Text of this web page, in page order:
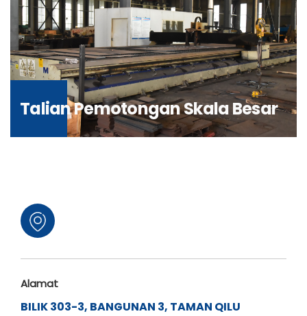
Talian Pemotongan Skala Besar
Alamat
BILIK 303-3, BANGUNAN 3, TAMAN QILU